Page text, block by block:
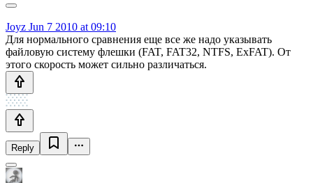
Joyz Jun 7 2010 at 09:10
Для нормального сравнения еще все же надо указывать
файловую систему флешки (FAT, FAT32, NTFS, ExFAT). От
этого скорость может сильно различаться.
Reply